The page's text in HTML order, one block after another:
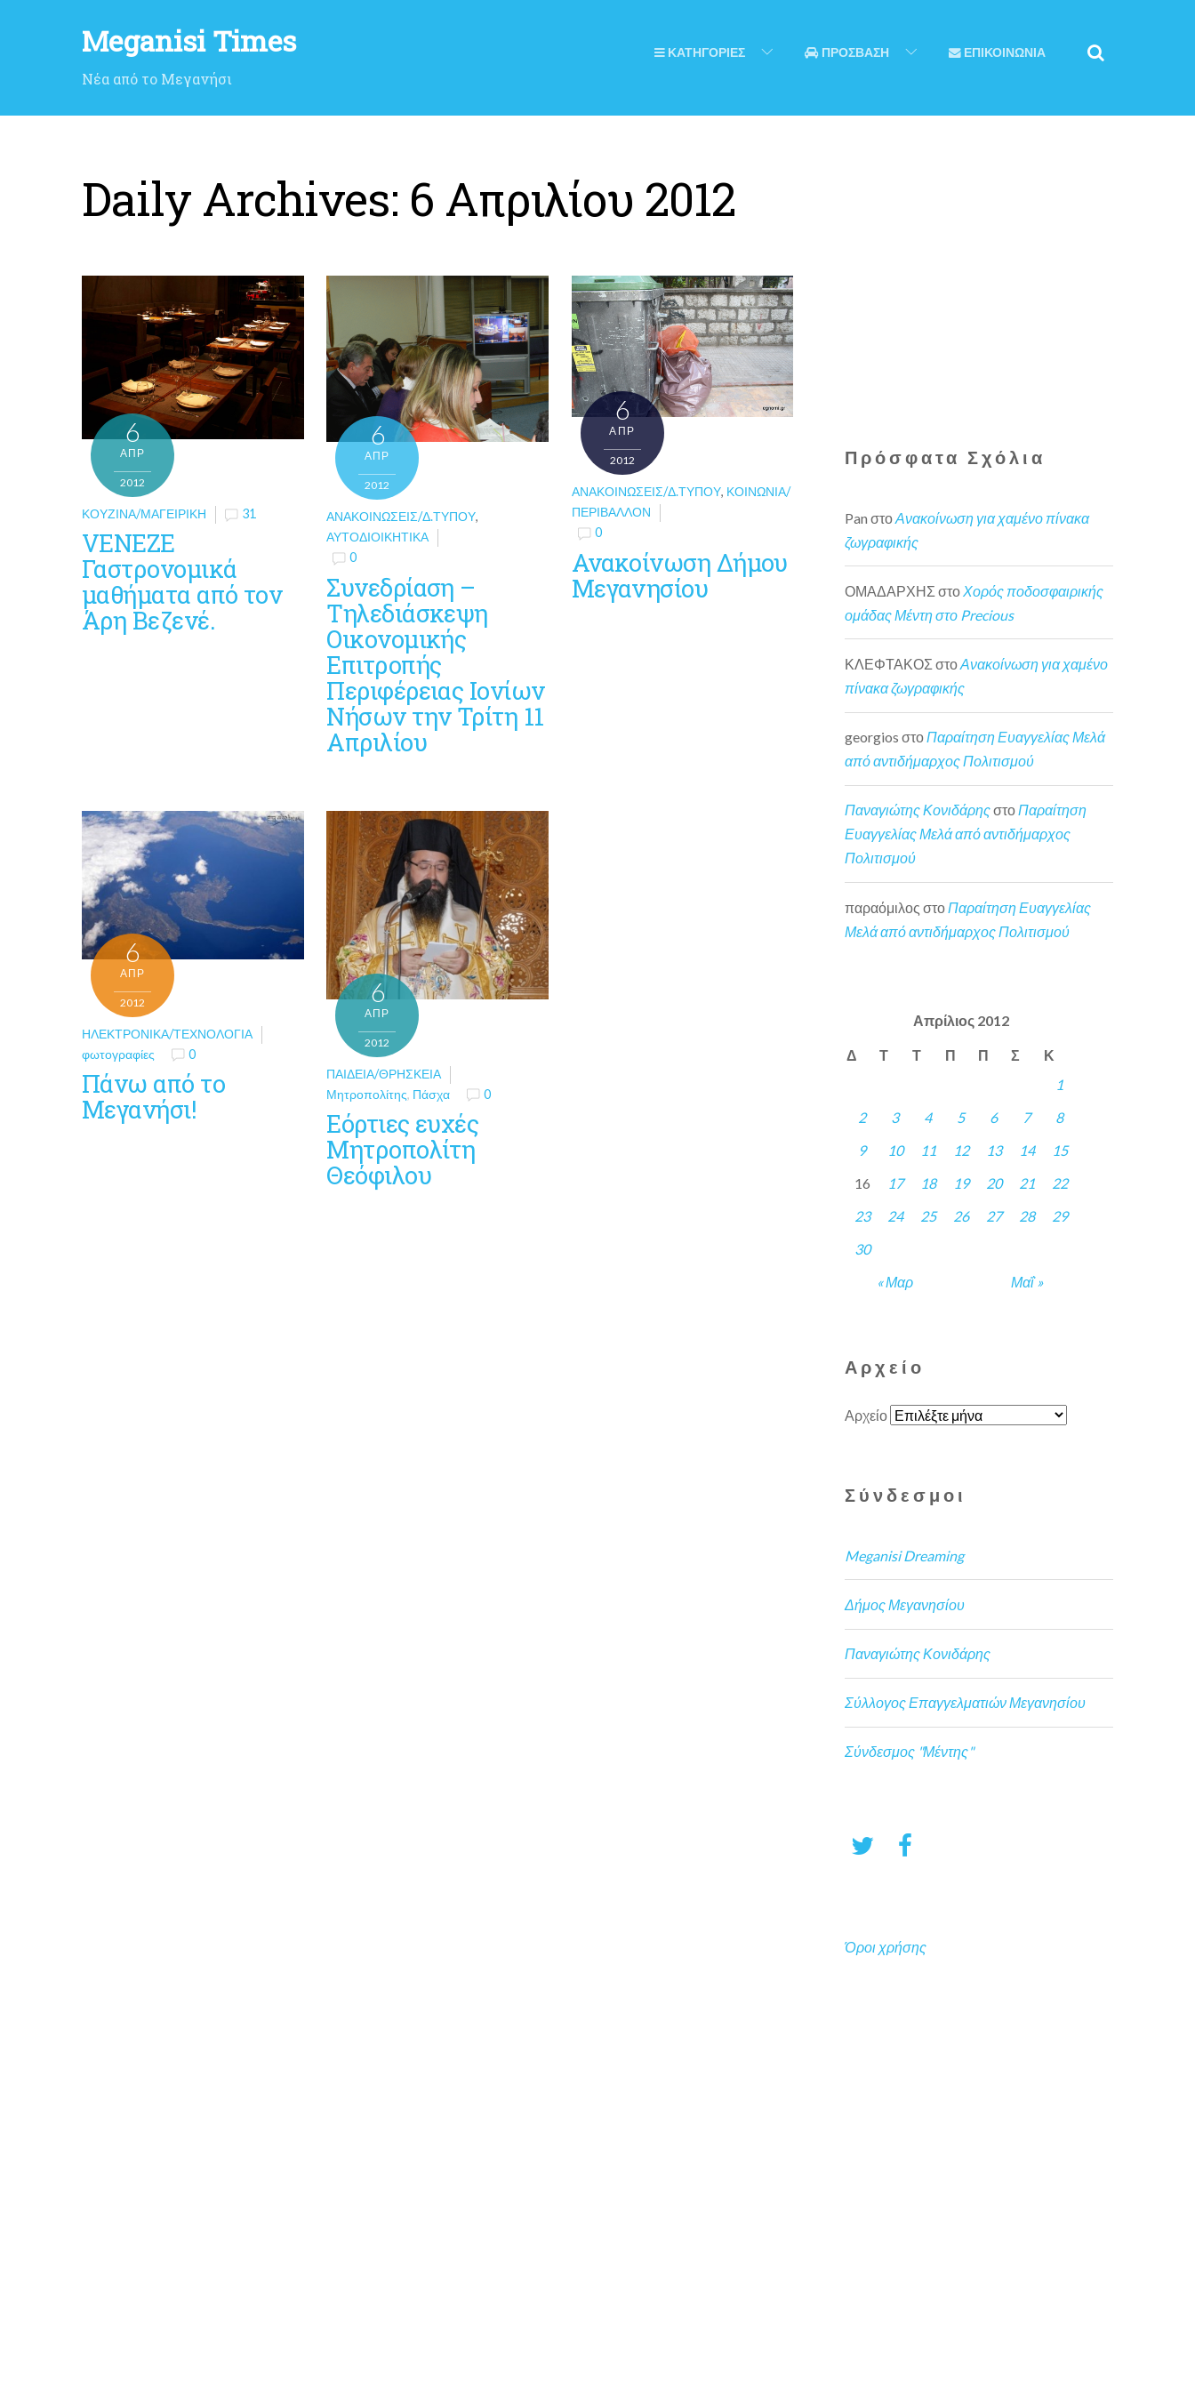
Meganisi Times
Νέα από το Μεγανήσι
ΚΑΤΗΓΟΡΙΕΣ ΠΡΟΣΒΑΣΗ ΕΠΙΚΟΙΝΩΝΙΑ
Daily Archives: 6 Απριλίου 2012
6
ΑΠΡ
2012
ΚΟΥΖΊΝΑ/ΜΑΓΕΙΡΙΚΉ 31
VENEZE
Γαστρονομικά
μαθήματα από τον
Άρη Βεζενέ.
6
ΑΠΡ
2012
ΑΝΑΚΟΙΝΏΣΕΙΣ/Δ.ΤΎΠΟΥ,
ΑΥΤΟΔΙΟΙΚΗΤΙΚΆ
0
Συνεδρίαση –
Τηλεδιάσκεψη
Οικονομικής
Επιτροπής
Περιφέρειας Ιονίων
Νήσων την Τρίτη 11
Απριλίου
6
ΑΠΡ
2012
ΑΝΑΚΟΙΝΏΣΕΙΣ/Δ.ΤΎΠΟΥ, ΚΟΙΝΩΝΊΑ/
ΠΕΡΙΒΆΛΛΟΝ
0
Ανακοίνωση Δήμου
Μεγανησίου
6
ΑΠΡ
2012
ΗΛΕΚΤΡΟΝΙΚΆ/ΤΕΧΝΟΛΟΓΊΑ
φωτογραφίες
0
Πάνω από το
Μεγανήσι!
6
ΑΠΡ
2012
ΠΑΙΔΕΊΑ/ΘΡΗΣΚΕΊΑ
Μητροπολίτης, Πάσχα 0
Εόρτιες ευχές
Μητροπολίτη
Θεόφιλου
Πρόσφατα Σχόλια
Pan στοΑνακοίνωση για χαμένο πίνακα
ζωγραφικής
ΟΜΑΔΑΡΧΗΣ στο Χορός ποδοσφαιρικής
ομάδας Μέντη στο Precious
ΚΛΕΦΤΑΚΟΣ στοΑνακοίνωση για χαμένο
πίνακα ζωγραφικής
georgios στοΠαραίτηση Ευαγγελίας Μελά
από αντιδήμαρχος Πολιτισμού
Παναγιώτης ΚονιδάρηςστοΠαραίτηση
Ευαγγελίας Μελά από αντιδήμαρχος
Πολιτισμού
παραόμιλος στο Παραίτηση Ευαγγελίας
Μελά από αντιδήμαρχος Πολιτισμού
Απρίλιος 2012
Δ Τ Τ Π Π Σ Κ
« Μαρ Μαΐ »
1
2
3 4 5 6 7
8
9
10 11 12 13 14
15
16
17 18 19 20 21
22
23
24 25 26 27 28
29
30
Αρχείο
Αρχείο
Σύνδεσμοι
Meganisi Dreaming
Δήμος Μεγανησίου
Παναγιώτης Κονιδάρης
Σύλλογος Επαγγελματιών Μεγανησίου
Σύνδεσμος "Μέντης"
Όροι χρήσης